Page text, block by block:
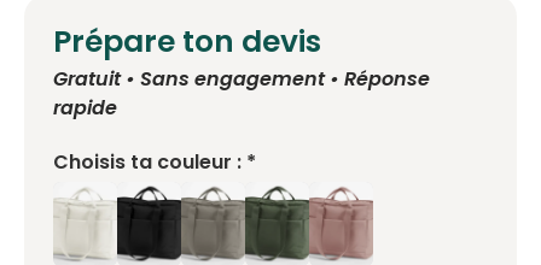
Prépare ton devis
Gratuit • Sans engagement • Réponse
rapide
Choisis ta couleur : *